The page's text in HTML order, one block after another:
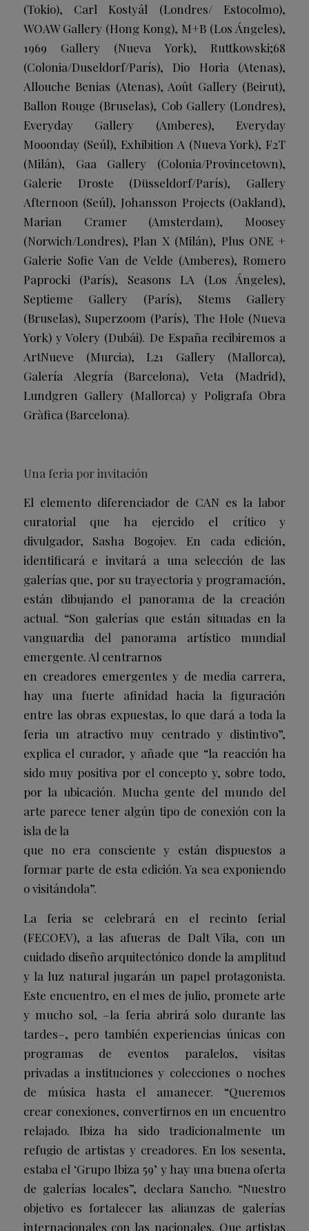
(Tokio), Carl Kostyál (Londres/ Estocolmo),
WOAW Gallery (Hong Kong), M+B (Los Ángeles),
1969 Gallery (Nueva York), Ruttkowski;68
(Colonia/Duseldorf/París), Dio Horia (Atenas),
Allouche Benias (Atenas), Août Gallery (Beirut),
Ballon Rouge (Bruselas), Cob Gallery (Londres),
Everyday Gallery (Amberes), Everyday
Mooonday (Seúl), Exhibition A (Nueva York), F2T
(Milán), Gaa Gallery (Colonia/Provincetown),
Galerie Droste (Düsseldorf/París), Gallery
Afternoon (Seúl), Johansson Projects (Oakland),
Marian Cramer (Amsterdam), Moosey
(Norwich/Londres), Plan X (Milán), Plus ONE +
Galerie Sofie Van de Velde (Amberes), Romero
Paprocki (París), Seasons LA (Los Ángeles),
Septieme Gallery (París), Stems Gallery
(Bruselas), Superzoom (París), The Hole (Nueva
York) y Volery (Dubái). De España recibiremos a
ArtNueve (Murcia), L21 Gallery (Mallorca),
Galería Alegría (Barcelona), Veta (Madrid),
Lundgren Gallery (Mallorca) y Poligrafa Obra
Gràfica (Barcelona).
Una feria por invitación
El elemento diferenciador de CAN es la labor
curatorial que ha ejercido el crítico y
divulgador, Sasha Bogojev. En cada edición,
identificará e invitará a una selección de las
galerías que, por su trayectoria y programación,
están dibujando el panorama de la creación
actual. “Son galerías que están situadas en la
vanguardia del panorama artístico mundial
emergente. Al centrarnos
en creadores emergentes y de media carrera,
hay una fuerte afinidad hacia la figuración
entre las obras expuestas, lo que dará a toda la
feria un atractivo muy centrado y distintivo”,
explica el curador, y añade que “la reacción ha
sido muy positiva por el concepto y, sobre todo,
por la ubicación. Mucha gente del mundo del
arte parece tener algún tipo de conexión con la
isla de la
que no era consciente y están dispuestos a
formar parte de esta edición. Ya sea exponiendo
o visitándola”.
La feria se celebrará en el recinto ferial
(FECOEV), a las afueras de Dalt Vila, con un
cuidado diseño arquitectónico donde la amplitud
y la luz natural jugarán un papel protagonista.
Este encuentro, en el mes de julio, promete arte
y mucho sol, –la feria abrirá solo durante las
tardes–, pero también experiencias únicas con
programas de eventos paralelos, visitas
privadas a instituciones y colecciones o noches
de música hasta el amanecer. “Queremos
crear conexiones, convertirnos en un encuentro
relajado. Ibiza ha sido tradicionalmente un
refugio de artistas y creadores. En los sesenta,
estaba el ‘Grupo Ibiza 59’ y hay una buena oferta
de galerías locales”, declara Sancho. “Nuestro
objetivo es fortalecer las alianzas de galerías
internacionales con las nacionales. Que artistas